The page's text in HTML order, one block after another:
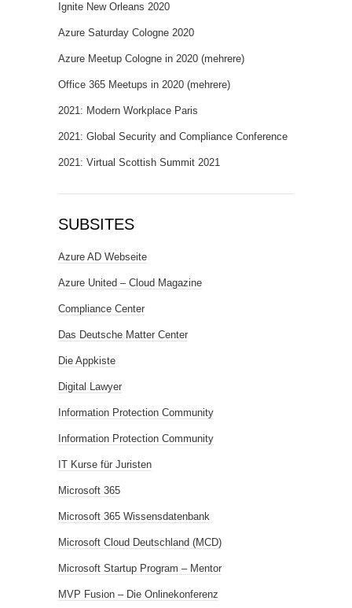
Ignite New Orleans 2020
Azure Saturday Cologne 2020
Azure Meetup Cologne in 2020 (mehrere)
Office 365 Meetups in 2020 (mehrere)
2021: Modern Workplace Paris
2021: Global Security and Compliance Conference
2021: Virtual Scottish Summit 2021
SUBSITES
Azure AD Webseite
Azure United – Cloud Magazine
Compliance Center
Das Deutsche Matter Center
Die Appkiste
Digital Lawyer
Information Protection Community
Information Protection Community
IT Kurse für Juristen
Microsoft 365
Microsoft 365 Wissensdatenbank
Microsoft Cloud Deutschland (MCD)
Microsoft Startup Program – Mentor
MVP Fusion – Die Onlinekonferenz